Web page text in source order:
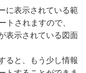
に表示されている範
トされますので、
表示されている図面
ると、もう少し情報